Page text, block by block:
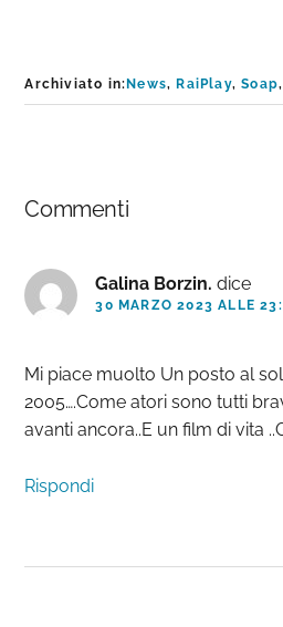
Archiviato in: News, RaiPlay,Soap
del
lettore
Commenti
Galina Borzin. dice
30 MARZO 2023 ALLE
Mi piace muolto Un posto al
2005….Come atori sono tutti
avanti ancora..E un film di vita
Rispondi